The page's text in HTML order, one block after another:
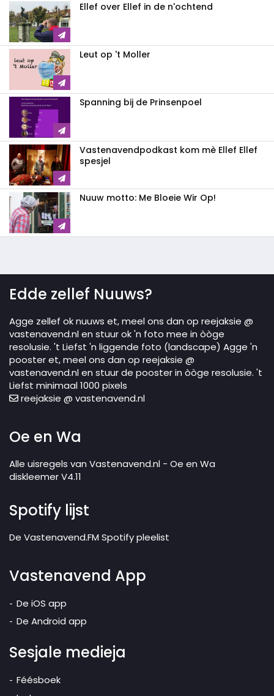
Ellef over Ellef in de n'ochtend
Leut op 't Moller
Spanning bij de Prinsenpoel
Vastenavendpodkast kom mè Ellef Ellef
spesjel
Nuuw motto: Me Bloeie Wir Op!
Edde zellef Nuuws?
Agge zellef ok nuuws et, meel ons dan op reejaksie @
vastenavend.nl en stuur ok 'n foto mee in òòge
resolusie. 't Liefst 'n liggende foto (landscape) Agge 'n
pooster et, meel ons dan op reejaksie @
vastenavend.nl en stuur de pooster in òòge resolusie. 't
Liefst minimaal 1000 pixels
reejaksie @ vastenavend.nl
Oe en Wa
Alle uisregels van Vastenavend.nl - Oe en Wa
diskleemer V4.11
Spotify lijst
De Vastenavend.FM Spotify pleelist
Vastenavend App
De iOS app
De Android app
Sesjale medieja
Féésboek